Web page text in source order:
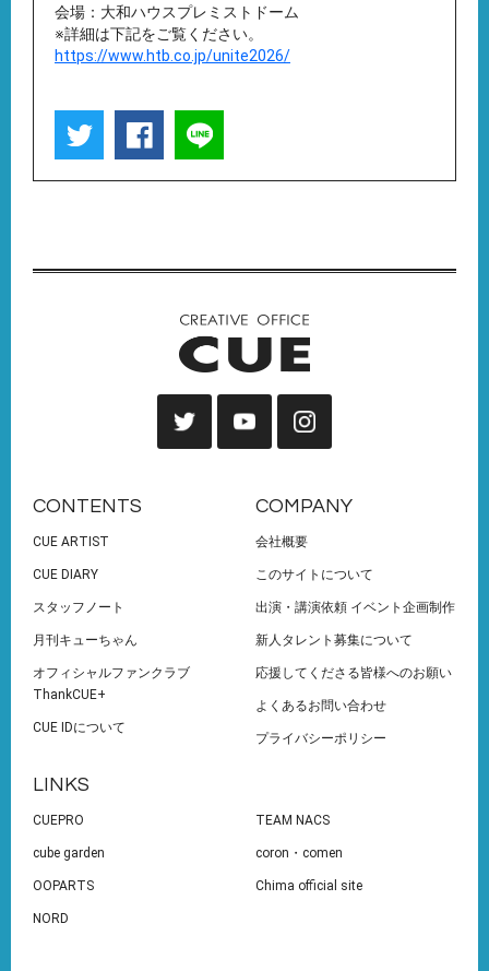
会場：大和ハウスプレミストドーム
※詳細は下記をご覧ください。
https://www.htb.co.jp/unite2026/
CONTENTS
CUE ARTIST
CUE DIARY
スタッフノート
月刊キューちゃん
オフィシャルファンクラブ
ThankCUE+
CUE IDについて
COMPANY
会社概要
このサイトについて
出演・講演依頼 イベント企画制作
新人タレント募集について
応援してくださる皆様へのお願い
よくあるお問い合わせ
プライバシーポリシー
LINKS
CUEPRO TEAM NACS
cube garden coron・comen
OOPARTS Chima official site
NORD